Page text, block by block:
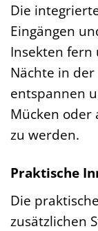
Die
Eingängen
Insekten
Nächte in
entspannen
Mücken oder
zu werden.
Praktische
Die
zusätzlichen